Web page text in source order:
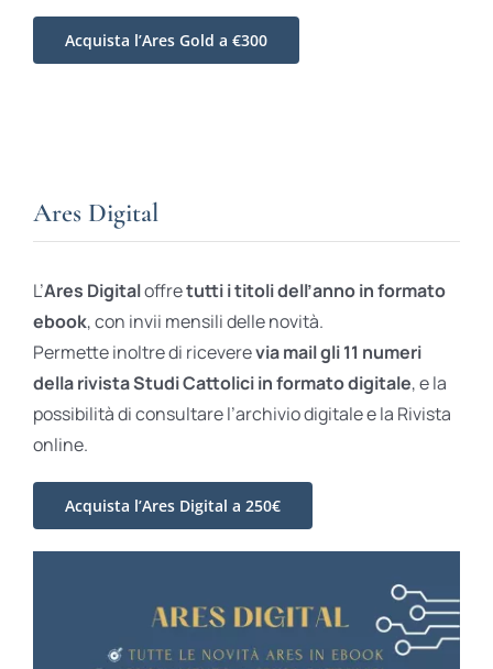
Acquista l’Ares Gold a €300
Ares Digital
L’Ares Digitaloffretutti i titoli dell’anno in formato
ebook, con invii mensili delle novità.
Permette inoltre di riceverevia mail gli 11 numeri
della rivista Studi Cattolici in formato digitale, e la
possibilità di consultare l’archivio digitale e la Rivista
online.
Acquista l’Ares Digital a 250€